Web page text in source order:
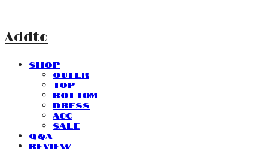
Addto
SHOP
Outer
Top
Bottom
Dress
Acc
Sale
Q&A
Review